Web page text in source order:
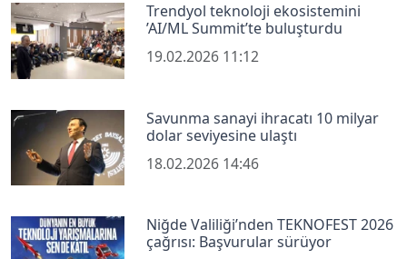
Trendyol teknoloji ekosistemini
’AI/ML Summit’te buluşturdu
19.02.2026 11:12
Savunma sanayi ihracatı 10 milyar
dolar seviyesine ulaştı
18.02.2026 14:46
Niğde Valiliği’nden TEKNOFEST 2026
çağrısı: Başvurular sürüyor